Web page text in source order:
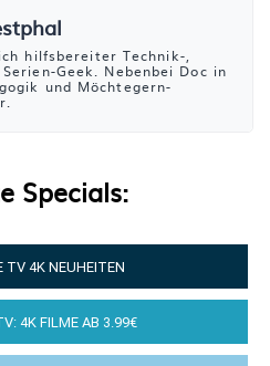
hilfsbereiter Technik-,
Geek. Nebenbei Doc in
und Möchtegern-
Specials:
TV 4K NEUHEITEN
4K FILME AB 3.99€